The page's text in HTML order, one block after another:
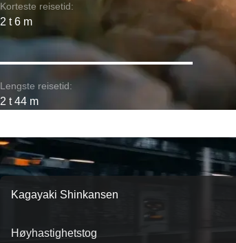
Korteste reisetid:
2 t 6 m
Lengste reisetid:
2 t 44 m
Kagayaki Shinkansen
Høyhastighetstog